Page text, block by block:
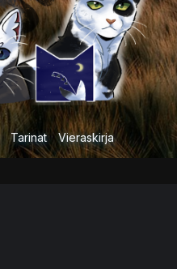
Tarinat Vieraskirja